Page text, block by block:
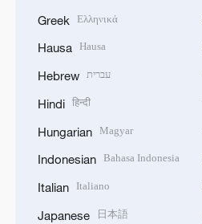
Greek Ελληνικά
Hausa Hausa
Hebrew עברית
Hindi हिन्दी
Hungarian Magyar
Indonesian Bahasa Indonesia
Italian Italiano
Japanese 日本語